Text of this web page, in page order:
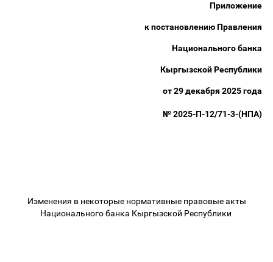
Приложение
к постановлению Правления
Национального банка
Кыргызской Республики
от 29 декабря 2025 года
№ 2025-П-12/71-3-(НПА)
Изменения в некоторые нормативные правовые акты
Национального банка Кыргызской Республики